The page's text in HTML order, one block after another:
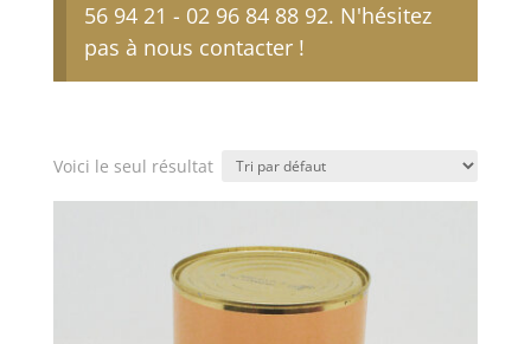
56 94 21 - 02 96 84 88 92. N'hésitez
pas à nous contacter !
Voici le seul résultat